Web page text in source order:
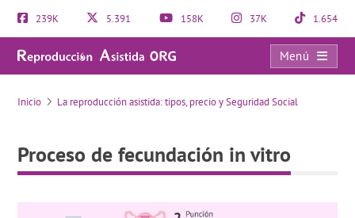
239K 5.391 158K 37K 1.654
Menú
Proceso de fecundación in vitro
Inicio La reproducción asistida: tipos, precio y Seguridad Social
Proceso de fecundación in vitro